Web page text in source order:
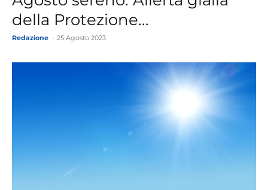
della Protezione...
Redazione 25 Agosto 2023